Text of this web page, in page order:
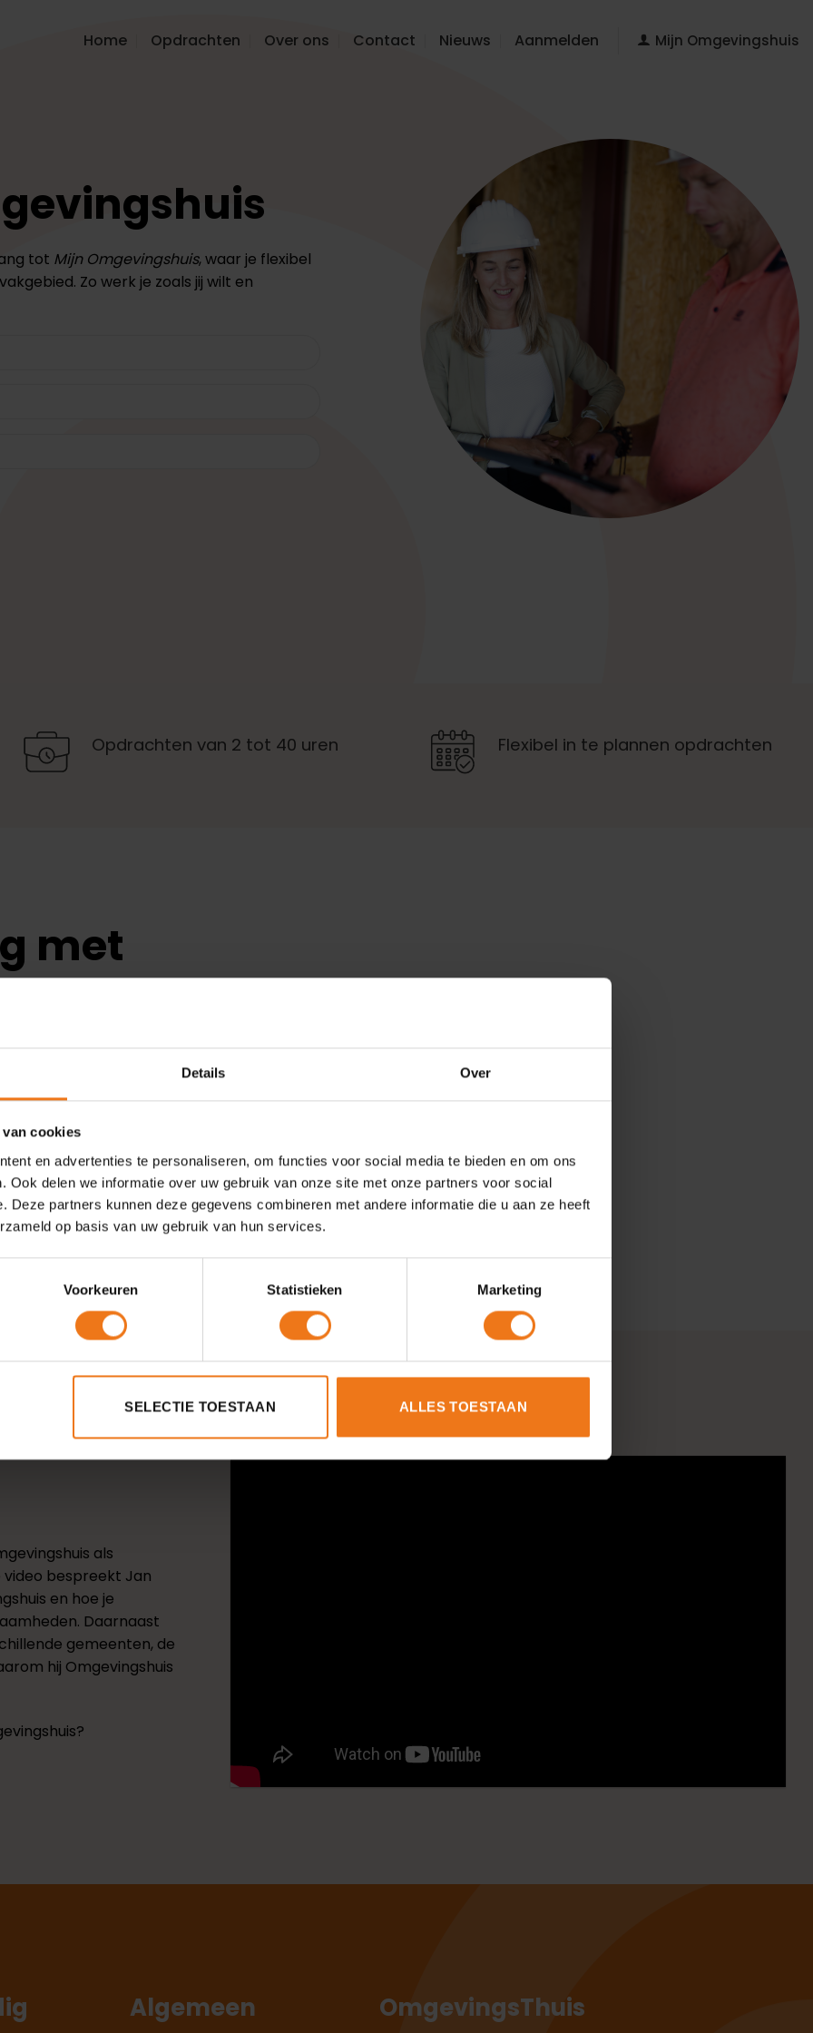
Details Over
van cookies
en advertenties te personaliseren, om functies voor social media te bieden en om ons
Ook delen we informatie over uw gebruik van onze site met onze partners voor social
Deze partners kunnen deze gegevens combineren met andere informatie die u aan ze heeft
op basis van uw gebruik van hun services.
Voorkeuren Statistieken Marketing
SELECTIE TOESTAAN ALLES TOESTAAN
Home Opdrachten Over ons Contact Nieuws Aanmelden Mijn Omgevingshuis
tot Mijn Omgevingshuis, waar je flexibel
Zo werk je zoals jij wilt en
Opdrachten van 2 tot 40 uren Flexibel in te plannen opdrachten
met
en aanbod slim te bundelen voor
Mijn Omgevingshuis. Benieuwd
in en word vrijblijvend lid van
graag uit hoe je jouw eerste
als
bespreekt Jan
en hoe je
Daarnaast
gemeenten, de
hij Omgevingshuis
Algemeen OmgevingsThuis